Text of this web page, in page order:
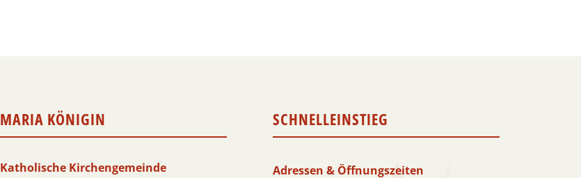
MARIA KÖNIGIN
Katholische Kirchengemeinde
SCHNELLEINSTIEG
Adressen & Öffnungszeiten